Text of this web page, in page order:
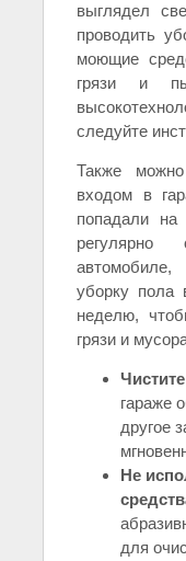
выглядел
проводить
моющие
грязи и
следуйте
Также можно
входом в
попадали
регулярно
уборку пола
неделю,
грязи и
гараже
другое
Не
для